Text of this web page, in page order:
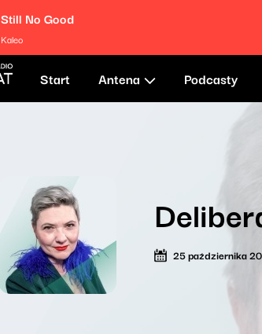
Still No Good
Kaleo
Start Antena Podcasty
25 października